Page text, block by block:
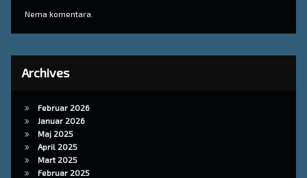
Nema komentara.
Archives
Februar 2026
Januar 2026
Maj 2025
April 2025
Mart 2025
Februar 2025